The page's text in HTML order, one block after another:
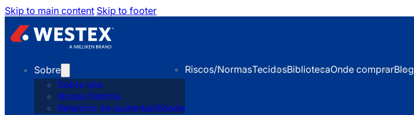
Skip to main content Skip to footer
Sobre
Sobre nós
Nossa história
Relatório de sustentabilidade
Riscos/NormasTecidosBibliotecaOnde comprarBlog